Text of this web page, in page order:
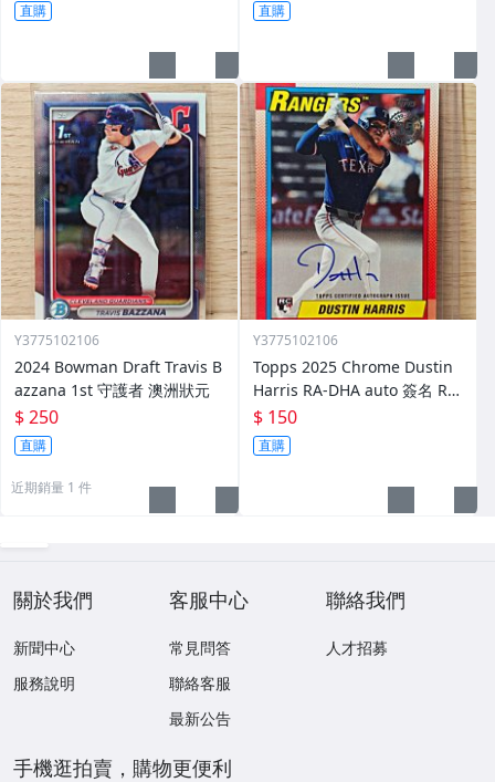
直購 直購
Y3775102106
2024 Bowman Draft Travis B
azzana 1st 守護者 澳洲狀元
$ 250
直購
近期銷量 1 件
Y3775102106
Topps 2025 Chrome Dustin
Harris RA-DHA auto 簽名 RC
新人
$ 150
直購
關於我們
新聞中心
服務說明
客服中心
常見問答
聯絡客服
最新公告
聯絡我們
人才招募
手機逛拍賣，購物更便利